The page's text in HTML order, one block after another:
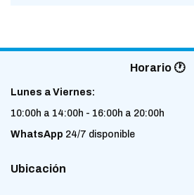
Horario 🕐
Lunes a Viernes:
10:00h a 14:00h - 16:00h a 20:00h
WhatsApp 24/7 disponible
Ubicación